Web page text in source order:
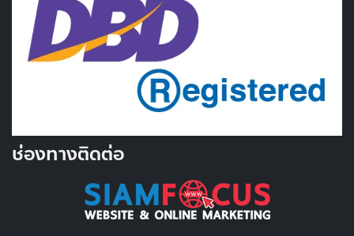
ช่องทางติดต่อ